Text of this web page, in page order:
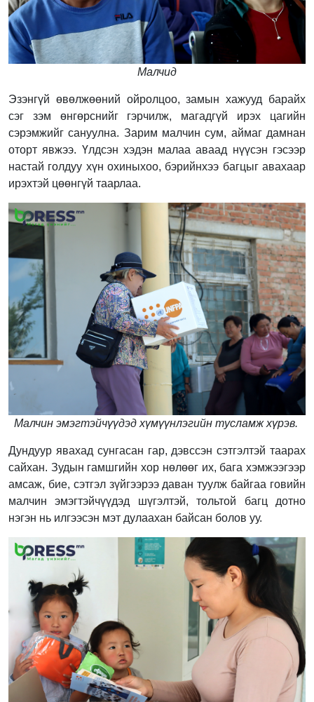
Малчид
Эзэнгүй өвөлжөөний ойролцоо, замын хажууд барайх
сэг зэм өнгөрснийг гэрчилж, магадгүй ирэх цагийн
сэрэмжийг сануулна. Зарим малчин сум, аймаг дамнан
оторт явжээ. Үлдсэн хэдэн малаа аваад нүүсэн гэсээр
настай голдуу хүн охиныхоо, бэрийнхээ багцыг авахаар
ирэхтэй цөөнгүй таарлаа.
Малчин эмэгтэйчүүдэд хүмүүнлэгийн тусламж хүрэв.
Дундуур явахад сунгасан гар, дэвссэн сэтгэлтэй таарах
сайхан. Зудын гамшгийн хор нөлөөг их, бага хэмжээгээр
амсаж, бие, сэтгэл зүйгээрээ даван туулж байгаа говийн
малчин эмэгтэйчүүдэд шүгэлтэй, тольтой багц дотно
нэгэн нь илгээсэн мэт дулаахан байсан болов уу.